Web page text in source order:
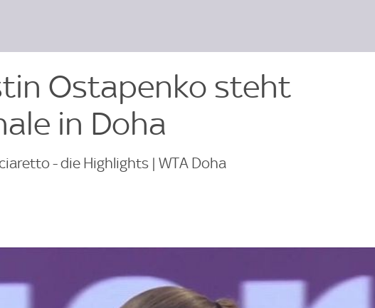
Ostapenko steht
in Doha
- die Highlights | WTA Doha